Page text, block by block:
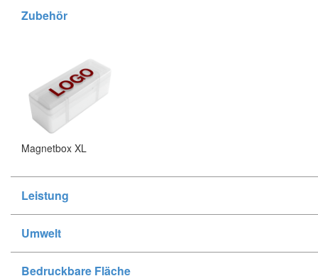
Zubehör
Magnetbox XL
Leistung
Umwelt
Bedruckbare Fläche